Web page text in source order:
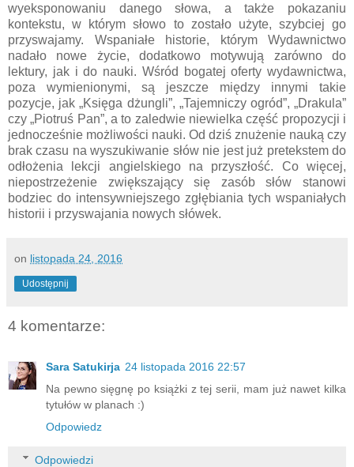
wyeksponowaniu danego słowa, a także pokazaniu
kontekstu, w którym słowo to zostało użyte, szybciej go
przyswajamy. Wspaniałe historie, którym Wydawnictwo
nadało nowe życie, dodatkowo motywują zarówno do
lektury, jak i do nauki. Wśród bogatej oferty wydawnictwa,
poza wymienionymi, są jeszcze między innymi takie
pozycje, jak „Księga dżungli”, „Tajemniczy ogród”, „Drakula”
czy „Piotruś Pan”, a to zaledwie niewielka część propozycji i
jednocześnie możliwości nauki. Od dziś znużenie nauką czy
brak czasu na wyszukiwanie słów nie jest już pretekstem do
odłożenia lekcji angielskiego na przyszłość. Co więcej,
niepostrzeżenie zwiększający się zasób słów stanowi
bodziec do intensywniejszego zgłębiania tych wspaniałych
historii i przyswajania nowych słówek.
on listopada 24, 2016
Udostępnij
4 komentarze:
Sara Satukirja 24 listopada 2016 22:57
Na pewno sięgnę po książki z tej serii, mam już nawet kilka
tytułów w planach :)
Odpowiedz
Odpowiedzi